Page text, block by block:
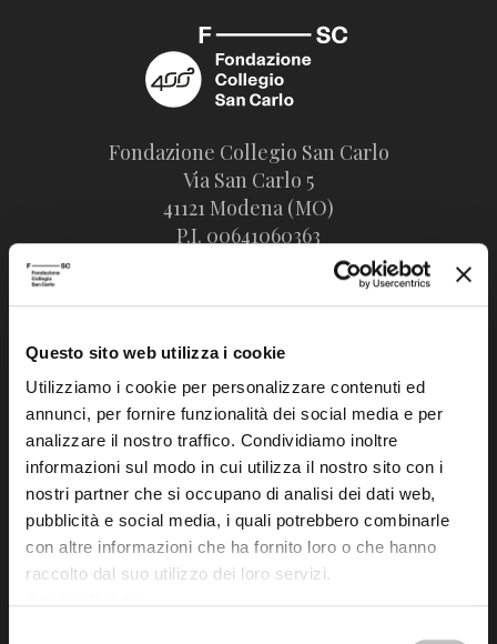
Questo sito web utilizza i cookie
Utilizziamo i cookie per personalizzare contenuti ed
annunci, per fornire funzionalità dei social media e per
analizzare il nostro traffico. Condividiamo inoltre
informazioni sul modo in cui utilizza il nostro sito con i
nostri partner che si occupano di analisi dei dati web,
pubblicità e social media, i quali potrebbero combinarle
con altre informazioni che ha fornito loro o che hanno
raccolto dal suo utilizzo dei loro servizi.
Fondazione Collegio San Carlo
Via San Carlo 5
41121 Modena (MO)
P.I. 00641060363
tel. 059.421211
Posta certificata (PEC)
fondazionecollegiosancarlo@legalmail.it
Seguici